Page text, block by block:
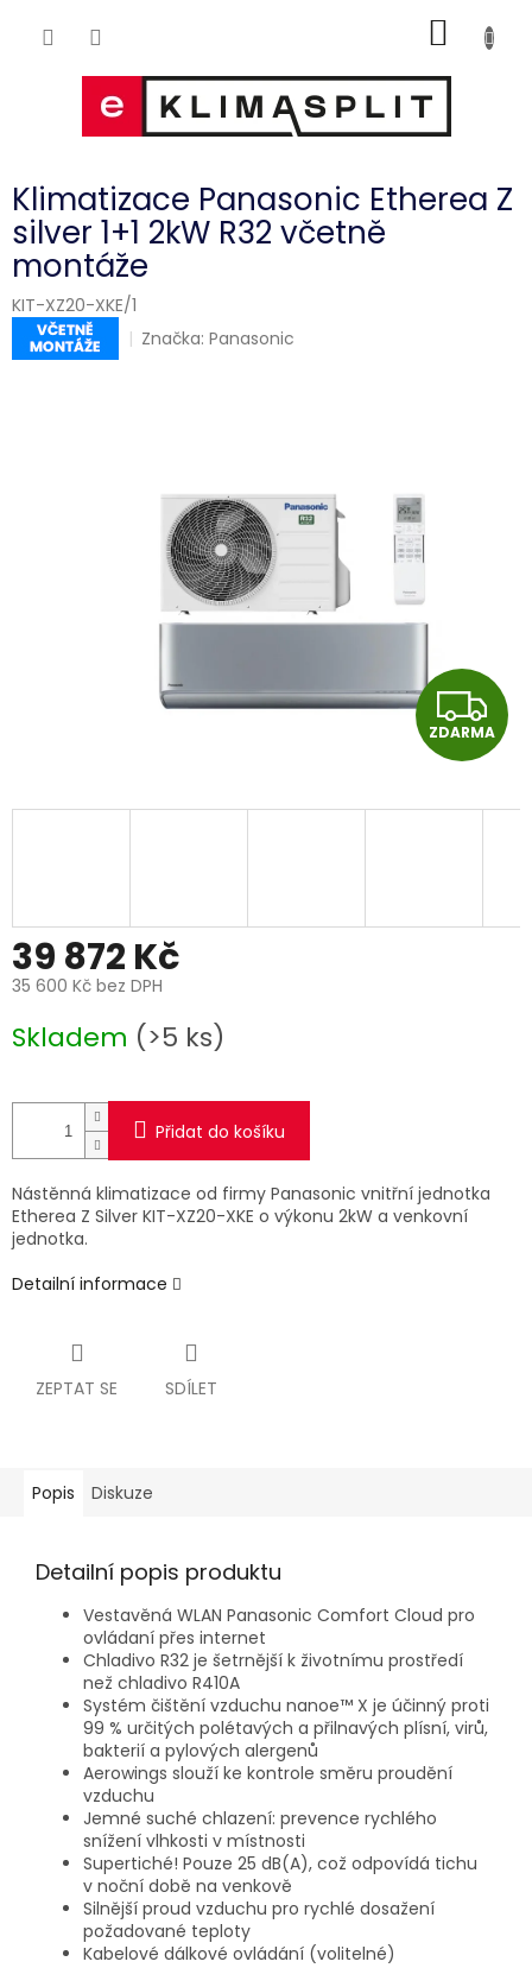
KOŠÍK
Klimatizace Panasonic Etherea Z
silver 1+1 2kW R32 včetně
montáže
KIT-XZ20-XKE/1
Značka:Panasonic
Z
D
A
ZDARMA
39 872 Kč
35 600 Kč bez DPH
cena:
Skladem (>5 ks)
Přidat do košíku
Nástěnná klimatizace od firmy Panasonic vnitřní jednotka
Etherea Z Silver KIT-XZ20-XKE o výkonu 2kW a venkovní
jednotka.
Detailní informace
ZEPTAT SE SDÍLET
Popis Diskuze
Detailní popis produktu
Vestavěná WLAN Panasonic Comfort Cloud pro
ovládaní přes internet
Chladivo R32 je šetrnější k životnímu prostředí
než chladivo R410A
Systém čištění vzduchu nanoe™ X je účinný proti
99 % určitých polétavých a přilnavých plísní, virů,
bakterií a pylových alergenů
Aerowings slouží ke kontrole směru proudění
vzduchu
Jemné suché chlazení: prevence rychlého
snížení vlhkosti v místnosti
Supertiché! Pouze 25 dB(A), což odpovídá tichu
v noční době na venkově
Silnější proud vzduchu pro rychlé dosažení
požadované teploty
Kabelové dálkové ovládání (volitelné)